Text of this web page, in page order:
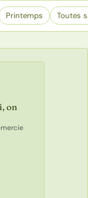
Printemps Toutes
on